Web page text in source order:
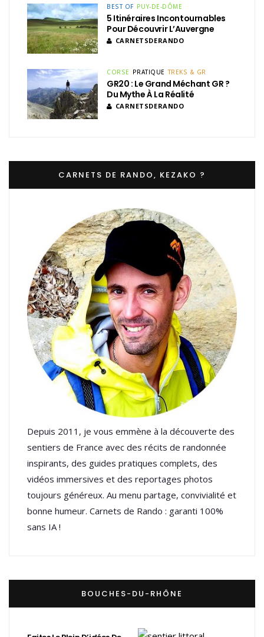
BEST OF PUY-DE-DÔME
5 Itinéraires Incontournables
Pour Découvrir L’Auvergne
CARNETSDERANDO
CORSE PRATIQUE TREKS & GR
GR20 : Le Grand Méchant GR ?
Du Mythe À La Réalité
CARNETSDERANDO
CARNETS DE RANDO, KEZAKO ?
Depuis 2011, je vous emmène à la découverte des
sentiers de France avec des récits de randonnée
inspirants, des guides pratiques complets, des
vidéos immersives et des reportages photos
toujours généreux. Au menu partage, convivialité et
bonne humeur. Carnets de Rando : garanti 100%
sans IA !
BOUCHES-DU-RHÔNE